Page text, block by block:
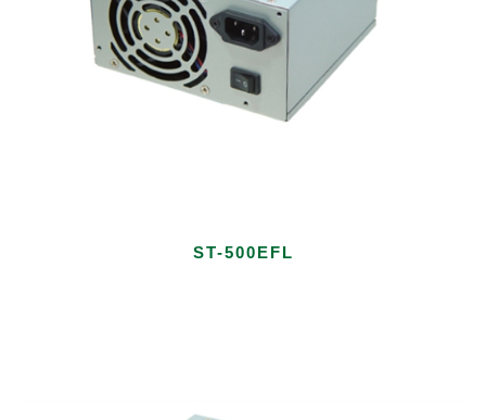
ST-500EFL